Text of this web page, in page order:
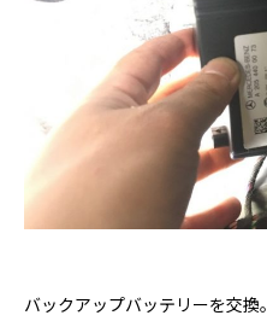
バックアップバッテリーを交換。